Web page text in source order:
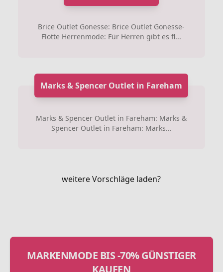
Brice Outlet Gonesse: Brice Outlet Gonesse-
Flotte Herrenmode: Für Herren gibt es fl...
Marks & Spencer Outlet in Fareham
Marks & Spencer Outlet in Fareham: Marks &
Spencer Outlet in Fareham: Marks...
weitere Vorschläge laden?
MARKENMODE BIS -70% GÜNSTIGER
KAUFEN